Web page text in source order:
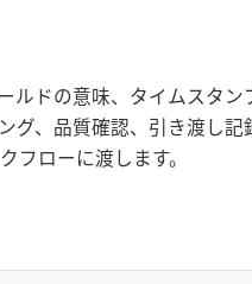
ルドの意味、タイムスタ
グ、品質確認、引き渡し
フローに渡します。